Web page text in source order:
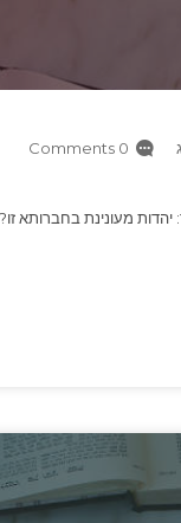
0 Comments
מעונינת בחברותא